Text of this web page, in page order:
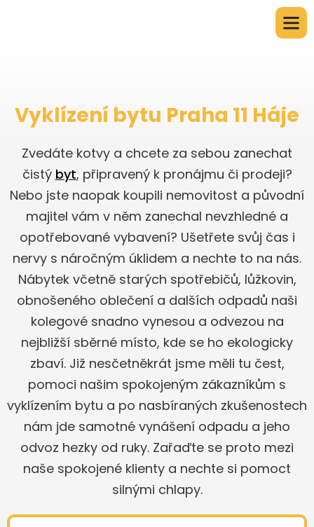
Vyklízení bytu Praha 11 Háje
Zvedáte kotvy a chcete za sebou zanechat
čistý byt, připravený k pronájmu či prodeji?
Nebo jste naopak koupili nemovitost a původní
majitel vám v něm zanechal nevzhledné a
opotřebované vybavení? Ušetřete svůj čas i
nervy s náročným úklidem a nechte to na nás.
Nábytek včetně starých spotřebičů, lůžkovin,
obnošeného oblečení a dalších odpadů naši
kolegové snadno vynesou a odvezou na
nejbližší sběrné místo, kde se ho ekologicky
zbaví. Již nesčetněkrát jsme měli tu čest,
pomoci našim spokojeným zákazníkům s
vyklízením bytu a po nasbíraných zkušenostech
nám jde samotné vynášení odpadu a jeho
odvoz hezky od ruky. Zařaďte se proto mezi
naše spokojené klienty a nechte si pomoct
silnými chlapy.